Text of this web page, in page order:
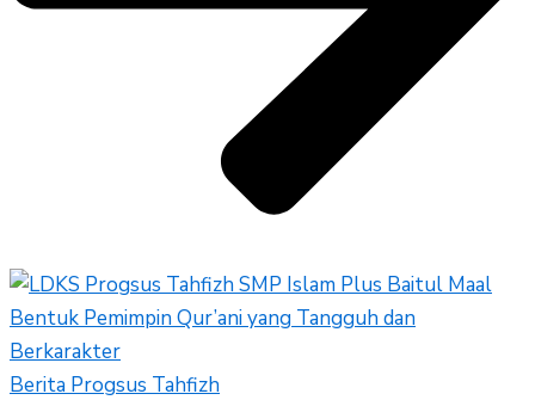
Berita Progsus Tahfizh